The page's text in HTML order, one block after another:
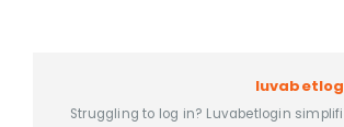
Struggling to log in? Luvabetlogin